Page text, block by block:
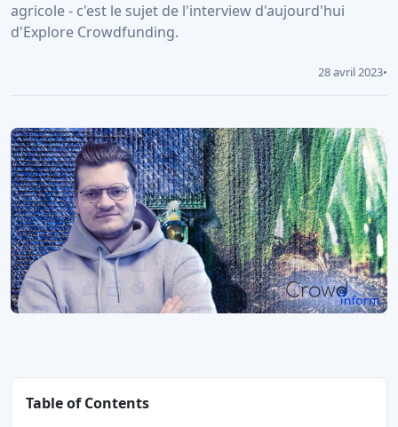
agricole - c'est le sujet de l'interview d'aujourd'hui
d'Explore Crowdfunding.
28 avril 2023•
Table of Contents